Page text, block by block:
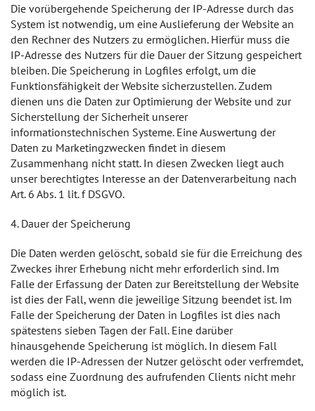
Die vorübergehende Speicherung der IP-Adresse durch das
System ist notwendig, um eine Auslieferung der Website an
den Rechner des Nutzers zu ermöglichen. Hierfür muss die
IP-Adresse des Nutzers für die Dauer der Sitzung gespeichert
bleiben. Die Speicherung in Logfiles erfolgt, um die
Funktionsfähigkeit der Website sicherzustellen. Zudem
dienen uns die Daten zur Optimierung der Website und zur
Sicherstellung der Sicherheit unserer
informationstechnischen Systeme. Eine Auswertung der
Daten zu Marketingzwecken findet in diesem
Zusammenhang nicht statt. In diesen Zwecken liegt auch
unser berechtigtes Interesse an der Datenverarbeitung nach
Art. 6 Abs. 1 lit. f DSGVO.
4. Dauer der Speicherung
Die Daten werden gelöscht, sobald sie für die Erreichung des
Zweckes ihrer Erhebung nicht mehr erforderlich sind. Im
Falle der Erfassung der Daten zur Bereitstellung der Website
ist dies der Fall, wenn die jeweilige Sitzung beendet ist. Im
Falle der Speicherung der Daten in Logfiles ist dies nach
spätestens sieben Tagen der Fall. Eine darüber
hinausgehende Speicherung ist möglich. In diesem Fall
werden die IP-Adressen der Nutzer gelöscht oder verfremdet,
sodass eine Zuordnung des aufrufenden Clients nicht mehr
möglich ist.